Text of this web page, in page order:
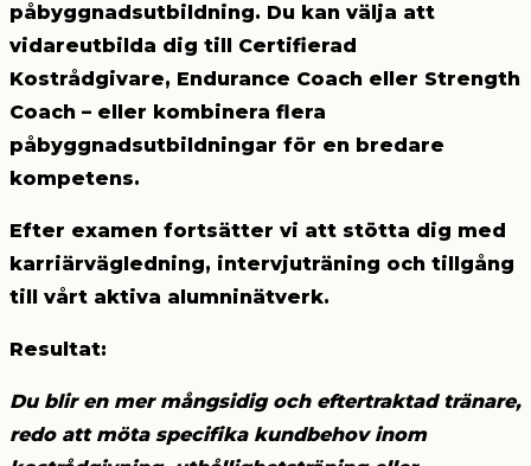
påbyggnadsutbildning. Du kan välja att
vidareutbilda dig till Certifierad
Kostrådgivare, Endurance Coach eller Strength
Coach – eller kombinera flera
påbyggnadsutbildningar för en bredare
kompetens.
Efter examen fortsätter vi att stötta dig med
karriärvägledning, intervjuträning och tillgång
till vårt aktiva alumninätverk.
Resultat:
Du blir en mer mångsidig och eftertraktad tränare,
redo att möta specifika kundbehov inom